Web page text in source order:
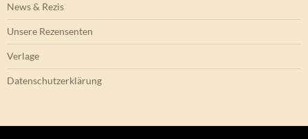
News & Rezis
Unsere Rezensenten
Verlage
Datenschutzerklärung